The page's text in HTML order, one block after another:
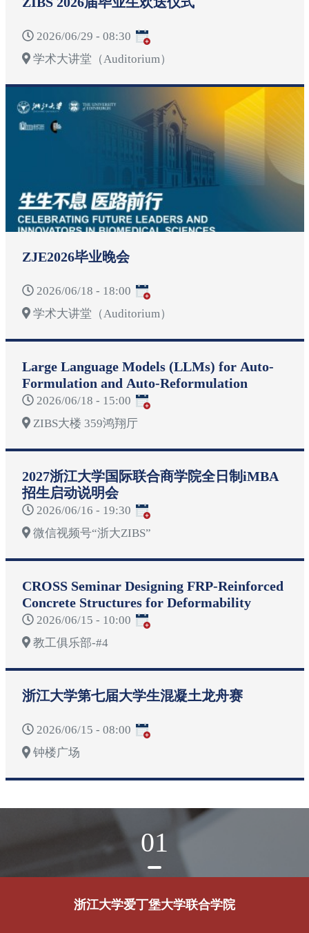
2026/06/29 - 08:30
学术大讲堂（Auditorium）
ZJE2026毕业晚会
2026/06/18 - 18:00
学术大讲堂（Auditorium）
Large Language Models (LLMs) for Auto-
Formulation and Auto-Reformulation
2026/06/18 - 15:00
ZIBS大楼 359鸿翔厅
2027浙江大学国际联合商学院全日制iMBA
招生启动说明会
2026/06/16 - 19:30
微信视频号“浙大ZIBS”
CROSS Seminar Designing FRP-Reinforced
Concrete Structures for Deformability
2026/06/15 - 10:00
教工俱乐部-#4
浙江大学第七届大学生混凝土龙舟赛
2026/06/15 - 08:00
钟楼广场
01
浙江大学爱丁堡大学联合学院